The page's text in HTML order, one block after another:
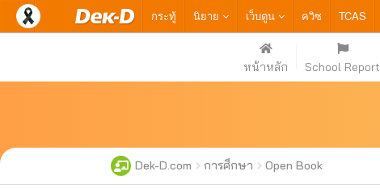
กระทู้ นิยาย เว็บตูน ควิซ TCAS
หน้าหลัก School Report
Dek-D.com การศึกษา Open Book